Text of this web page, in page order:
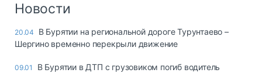
опасные грузы
страхование
Новости
20.04
В Бурятии на региональной дороге Турунтаево –
Шергино временно перекрыли движение
09.01
В Бурятии в ДТП с грузовиком погиб водитель